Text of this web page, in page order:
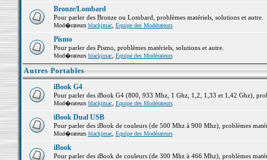
Bronze/Lombard
Pour parler des Bronze ou Lombard, problèmes matériels, solutions et autre.
Mod�rateurs blackjmac, Equipe des Modérateurs
Pismo
Pour parler des Pismo, problèmes matériels, solutions et autre.
Mod�rateurs blackjmac, Equipe des Modérateurs
Autres Portables
iBook G4
Pour parler des iBook G4 (800, 933 Mhz, 1 Ghz, 1,2, 1,33 et 1,42 Ghz),
Mod�rateurs blackjmac, Equipe des Modérateurs
iBook Dual USB
Pour parler des iBook de couleurs (de 500 Mhz à 900 Mhz), problèmes
Mod�rateurs blackjmac, Equipe des Modérateurs
iBook
Pour parler des iBook de couleurs (de 300 Mhz à 466 Mhz), problèmes